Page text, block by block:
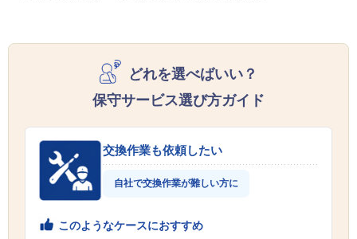
どれを選べばいい？
保守サービス選び方ガイド
交換作業も依頼したい
自社で交換作業が難しい方に
このようなケースにおすすめ